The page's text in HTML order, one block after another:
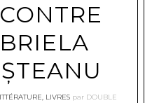
, LIVRES par DOUBLE